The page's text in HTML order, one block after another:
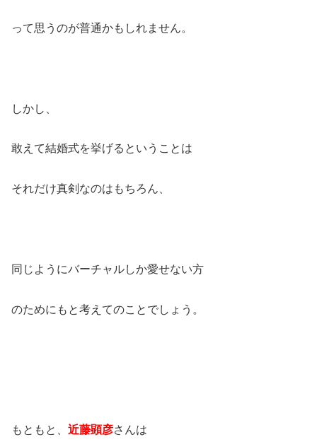
って思うのが普通かもしれません。
しかし、
敢えて結婚式を挙げるということは
それだけ真剣なのはもちろん、
同じようにバーチャルしか愛せない方
のためにもと考えてのことでしょう。
もともと、 近藤顕彦さんは